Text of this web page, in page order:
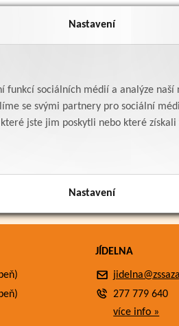
Nastavení
funkcí sociálních médií a analýze
se svými partnery pro sociální
jste jim poskytli nebo které získali
Nastavení
JÍDELNA
277 779 640
více info »